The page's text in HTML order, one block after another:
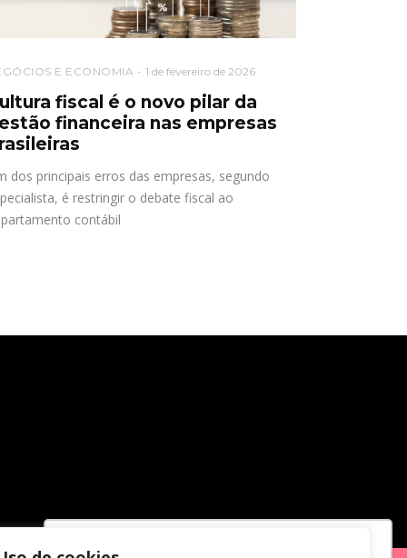
E ECONOMIA 1 de fevereiro de 2026
fiscal é o novo pilar da
financeira nas empresas
dos principais erros das empresas, segundo
é restringir o debate fiscal ao
contábil